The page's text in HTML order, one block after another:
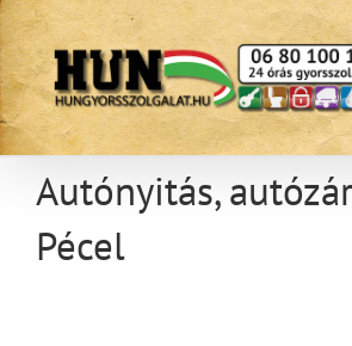
Kihagyás
Autónyitás,
Pécel